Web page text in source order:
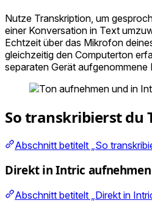
Nutze Transkription, um
einer Konversation in Text
Echtzeit über das Mikrofon
gleichzeitig den Computerton
separaten Gerät aufgenommene
So transkribierst du
Abschnitt betitelt „So
Direkt in Intric aufnehmen
Abschnitt betitelt „Direkt in